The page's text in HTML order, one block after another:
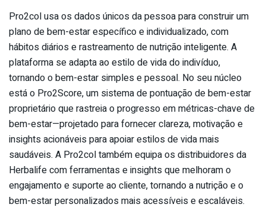
Pro2col usa os dados únicos da pessoa para construir um
plano de bem-estar específico e individualizado, com
hábitos diários e rastreamento de nutrição inteligente. A
plataforma se adapta ao estilo de vida do indivíduo,
tornando o bem-estar simples e pessoal. No seu núcleo
está o Pro2Score, um sistema de pontuação de bem-estar
proprietário que rastreia o progresso em métricas-chave de
bem-estar—projetado para fornecer clareza, motivação e
insights acionáveis para apoiar estilos de vida mais
saudáveis. A Pro2col também equipa os distribuidores da
Herbalife com ferramentas e insights que melhoram o
engajamento e suporte ao cliente, tornando a nutrição e o
bem-estar personalizados mais acessíveis e escaláveis.